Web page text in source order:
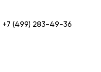
+7 (499) 283-49-36